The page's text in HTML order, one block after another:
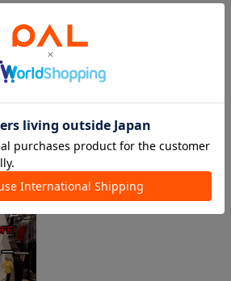
介したパルクロPLAY